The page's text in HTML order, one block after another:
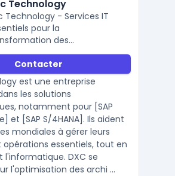
Technology
Technology - Services IT
pour la
des
Contacter
est une entreprise
les solutions
notamment pour [SAP
et [SAP S/4HANA]. Ils aident
mondiales à gérer leurs
essentiels, tout en
l'informatique. DXC se
l'optimisation des archi ...